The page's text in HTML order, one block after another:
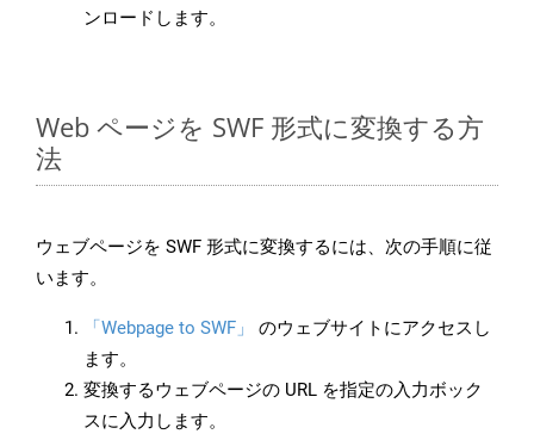
ンロードします。
Web ページを SWF 形式に変換する方
法
ウェブページを SWF 形式に変換するには、次の手順に従
います。
「Webpage to SWF」
のウェブサイトにアクセスし
ます。
変換するウェブページの URL を指定の入力ボック
スに入力します。